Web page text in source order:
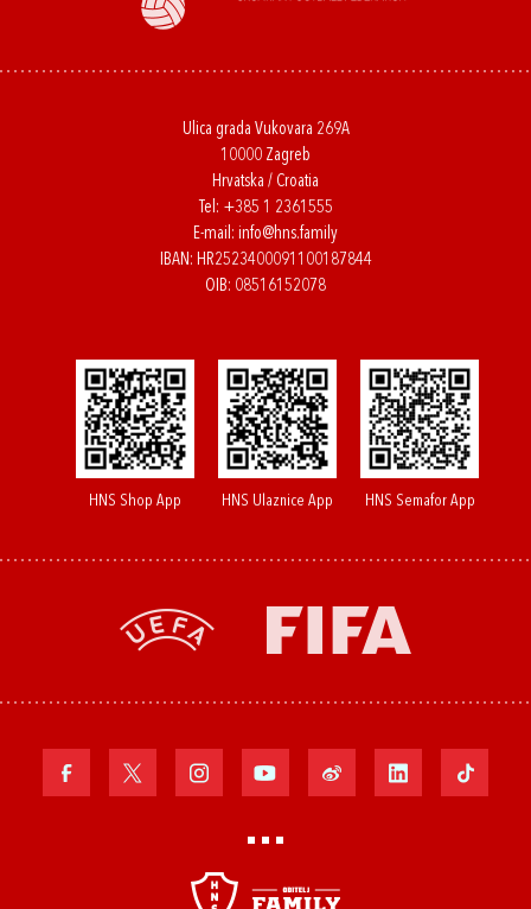
Ulica grada Vukovara 269A
10000 Zagreb
Hrvatska / Croatia
Tel: +385 1 2361555
E-mail: info@hns.family
IBAN: HR2523400091100187844
OIB: 08516152078
HNS Shop App HNS Ulaznice App HNS Semafor App